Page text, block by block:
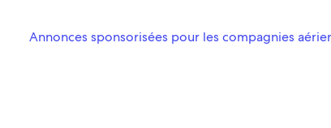
Annonces sponsorisées pour les compagnies